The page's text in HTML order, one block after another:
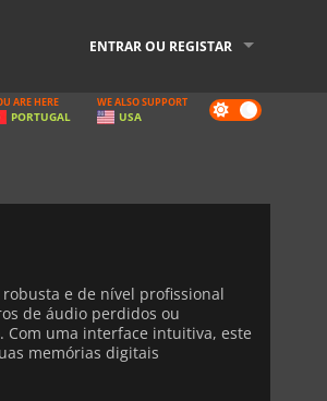
ENTRAR OU REGISTAR
Dark
mode
ARE HERE
PORTUGAL
WE ALSO SUPPORT
USA
e de nível profissional
de áudio perdidos ou
Com uma interface intuitiva, este
memórias digitais